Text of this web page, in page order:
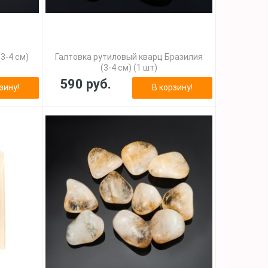
4 см)
Галтовка рутиловый кварц Бразилия
(3-4 см) (1 шт)
590 руб. В корзину!